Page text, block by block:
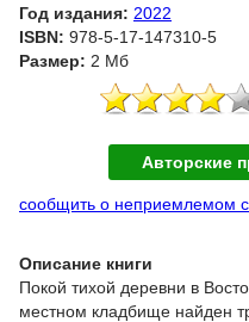
Год издания: 2022
ISBN: 978-5-17-147310-5
Размер: 2 Мб
Авторские
сообщить о неприемлемом
Описание книги
Покой тихой деревни в
местном кладбище найден